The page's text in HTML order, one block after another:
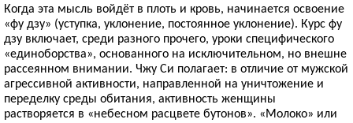
Когда эта мысль войдёт в плоть и кровь, начинается освоение
«фу дзу» (уступка, уклонение, постоянное уклонение). Курс фу
дзу включает, среди разного прочего, уроки специфического
«единоборства», основанного на исключительном, но внешне
рассеянном внимании. Чжу Си полагает: в отличие от мужской
агрессивной активности, направленной на уничтожение и
переделку среды обитания, активность женщины
растворяется в «небесном расцвете бутонов». «Молоко» или